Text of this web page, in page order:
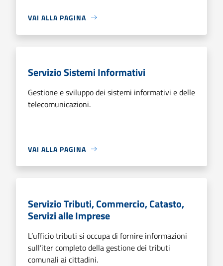
VAI ALLA PAGINA
Servizio Sistemi Informativi
Gestione e sviluppo dei sistemi informativi e delle
telecomunicazioni.
VAI ALLA PAGINA
Servizio Tributi, Commercio, Catasto,
Servizi alle Imprese
L’ufficio tributi si occupa di fornire informazioni
sull’iter completo della gestione dei tributi
comunali ai cittadini.